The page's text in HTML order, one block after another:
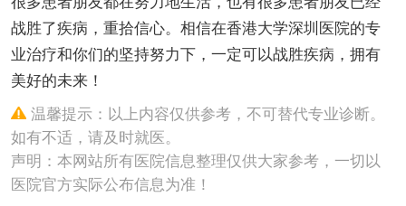
战胜了疾病，重拾信心。相信在香港大学深圳医院的专
业治疗和你们的坚持努力下，一定可以战胜疾病，拥有
美好的未来！
温馨提示：以上内容仅供参考，不可替代专业诊断。
如有不适，请及时就医。
声明：本网站所有医院信息整理仅供大家参考，一切以
医院官方实际公布信息为准！